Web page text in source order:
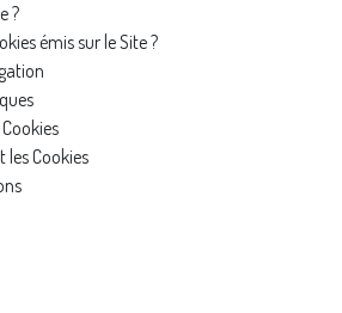
?
émis sur le Site ?
les Cookies